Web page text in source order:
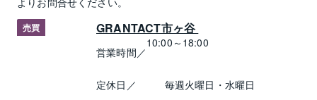
売買 GRANTACT市ヶ谷
営業時間／
10:00～18:00
定休日／
毎週火曜日・水曜日